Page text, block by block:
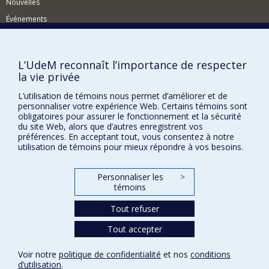
interculturels. Il prépare un ouvrage qui envisage le
Événements
BESOIN D'AIDE?
Plan du site
Signaler une erreur
Accessibilité
FACULTÉ DES ARTS ET DES SCIENCES
Paramètres des témoins
L’UdeM reconnaît l’importance de respecter
la vie privée
L’utilisation de témoins nous permet d’améliorer et de
personnaliser votre expérience Web. Certains témoins sont
obligatoires pour assurer le fonctionnement et la sécurité
du site Web, alors que d’autres enregistrent vos
préférences. En acceptant tout, vous consentez à notre
utilisation de témoins pour mieux répondre à vos besoins.
Personnaliser les
témoins
>
Tout refuser
Tout accepter
Voir notre politique de confidentialité et nos conditions
d’utilisation.